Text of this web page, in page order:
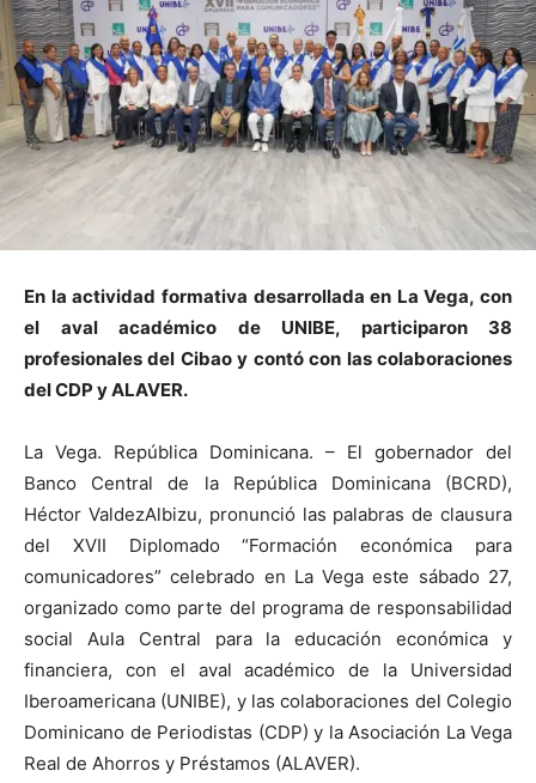
En laactividad formativa desarrollada en La Vega, con
el aval académico de UNIBE, participaron 38
profesionales del Cibao y contócon lascolaboraciones
del CDP yALAVER.
La Vega. República Dominicana. – El gobernador del
Banco Central de la República Dominicana (BCRD),
Héctor ValdezAlbizu, pronunció las palabras de clausura
del XVII Diplomado“Formación económica para
comunicadores” celebrado en La Vega este sábado 27,
organizado como parte del programa de responsabilidad
social Aula Central para la educación económica y
financiera, con el aval académico de la Universidad
Iberoamericana (UNIBE), y las colaboraciones del Colegio
Dominicano de Periodistas (CDP) y laAsociación La Vega
Real de Ahorros y Préstamos (ALAVER).